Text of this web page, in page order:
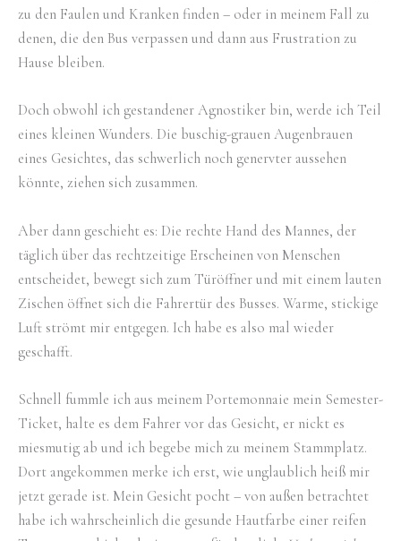
zu den Faulen und Kranken finden – oder in meinem Fall zu
denen, die den Bus verpassen und dann aus Frustration zu
Hause bleiben.
Doch obwohl ich gestandener Agnostiker bin, werde ich Teil
eines kleinen Wunders. Die buschig-grauen Augenbrauen
eines Gesichtes, das schwerlich noch genervter aussehen
könnte, ziehen sich zusammen.
Aber dann geschieht es: Die rechte Hand des Mannes, der
täglich über das rechtzeitige Erscheinen von Menschen
entscheidet, bewegt sich zum Türöffner und mit einem lauten
Zischen öffnet sich die Fahrertür des Busses. Warme, stickige
Luft strömt mir entgegen. Ich habe es also mal wieder
geschafft.
Schnell fummle ich aus meinem Portemonnaie mein Semester-
Ticket, halte es dem Fahrer vor das Gesicht, er nickt es
miesmutig ab und ich begebe mich zu meinem Stammplatz.
Dort angekommen merke ich erst, wie unglaublich heiß mir
jetzt gerade ist. Mein Gesicht pocht – von außen betrachtet
habe ich wahrscheinlich die gesunde Hautfarbe einer reifen